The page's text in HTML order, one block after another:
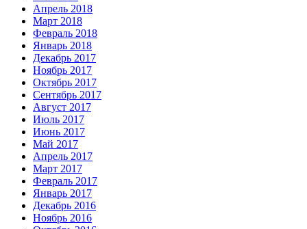
Апрель 2018
Март 2018
Февраль 2018
Январь 2018
Декабрь 2017
Ноябрь 2017
Октябрь 2017
Сентябрь 2017
Август 2017
Июль 2017
Июнь 2017
Май 2017
Апрель 2017
Март 2017
Февраль 2017
Январь 2017
Декабрь 2016
Ноябрь 2016